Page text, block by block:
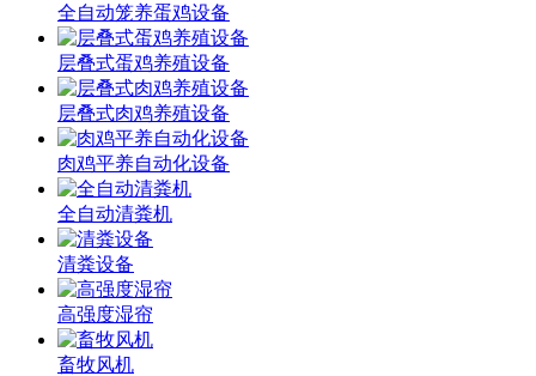
全自动笼养蛋鸡设备
层叠式蛋鸡养殖设备
层叠式肉鸡养殖设备
肉鸡平养自动化设备
全自动清粪机
清粪设备
高强度湿帘
畜牧风机